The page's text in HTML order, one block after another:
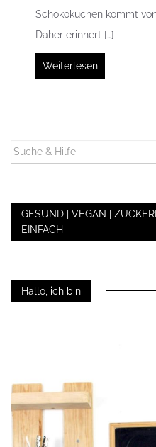
Schokokuchen kommt
Daher erinnert […]
Weiterlesen
SUCHEN
NACH:
GESUND | VEGAN |
EINFACH
Hallo, ich bin